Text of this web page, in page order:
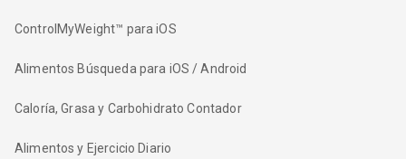
ControlMyWeight™ para iOS
Alimentos Búsqueda para iOS / Android
Caloría, Grasa y Carbohidrato Contador
Alimentos y Ejercicio Diario